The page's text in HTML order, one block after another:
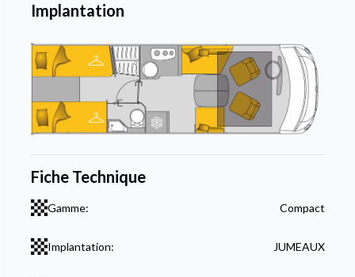
Implantation
Fiche Technique
Gamme: Compact
Implantation: JUMEAUX